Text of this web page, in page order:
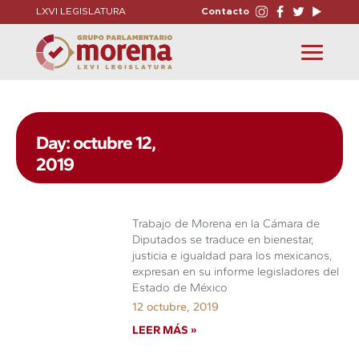
LXVI LEGISLATURA Contacto
Toggle
navigation
Day: octubre 12,
2019
Trabajo de Morena en la Cámara de
Diputados se traduce en bienestar,
justicia e igualdad para los mexicanos,
expresan en su informe legisladores del
Estado de México
12 octubre, 2019
LEER MÁS »